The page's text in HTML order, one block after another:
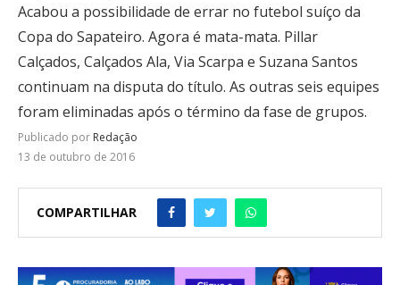
Acabou a possibilidade de errar no futebol suíço da
Copa do Sapateiro. Agora é mata-mata. Pillar
Calçados, Calçados Ala, Via Scarpa e Suzana Santos
continuam na disputa do título. As outras seis equipes
foram eliminadas após o término da fase de grupos.
Publicado por Redação
13 de outubro de 2016
COMPARTILHAR